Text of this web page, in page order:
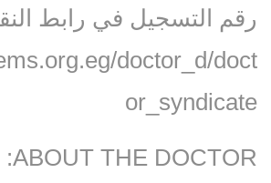
رقم التسجيل في رابط
doctor_d/doct
or_syndicate
ABOUT THE DOCTOR: